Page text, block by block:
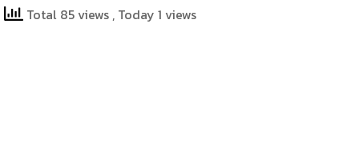
Total 85 views , Today 1 views